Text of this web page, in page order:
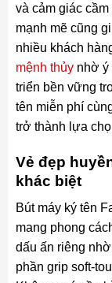
và cảm giác
mạnh mẽ cũng
nhiều khách
mệnh thủynhờ ý
triển bền vững
tên miễn phí
trở thành lựa
Vẻ đẹp
khác biệt
Bút máy ký tên
mang phong
dấu ấn riêng
phần grip soft-